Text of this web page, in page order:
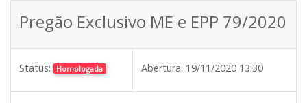
Pregão Exclusivo ME e EPP 79/2020
Status: Homologada Abertura: 19/11/2020 13:30